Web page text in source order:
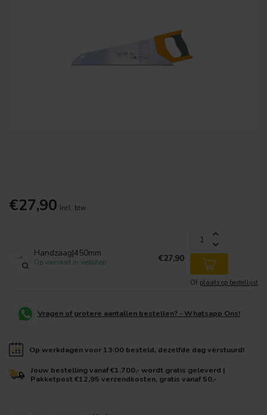
€27,90 Incl. btw
Handzaag|450mm
Op voorraad in webshop €27,90
Of plaats op bestellijst
Vragen of grotere aantallen bestellen? - Whatsapp Ons!
Op werkdagen voor 13:00 besteld, dezelfde dag verstuurd!
Jouw bestelling vanaf €1.700,- wordt gratis geleverd |
Pakketpost €12,95 verzendkosten, gratis vanaf 50,-